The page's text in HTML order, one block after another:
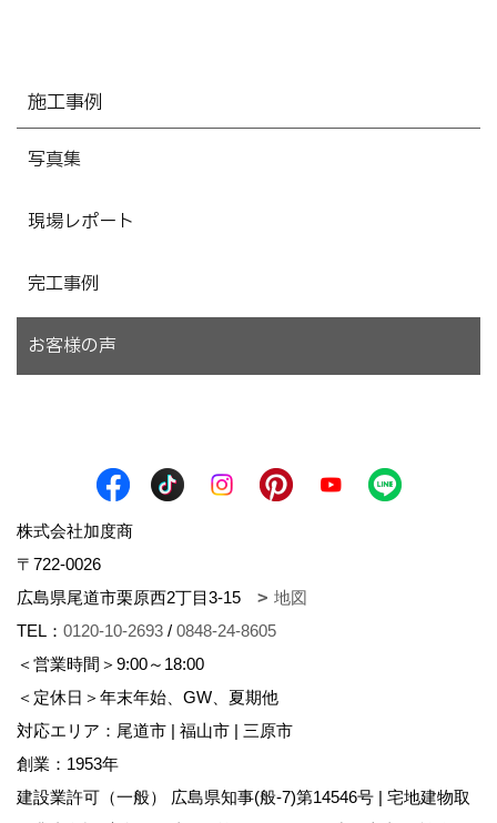
施工事例
写真集
現場レポート
完工事例
お客様の声
株式会社加度商
〒722-0026
広島県尾道市栗原西2丁目3-15
地図
TEL： 0120-10-2693 / 0848-24-8605
＜営業時間＞9:00～18:00
＜定休日＞年末年始、GW、夏期他
対応エリア：尾道市 | 福山市 | 三原市
創業：1953年
建設業許可（一般） 広島県知事(般-7)第14546号 | 宅地建物取